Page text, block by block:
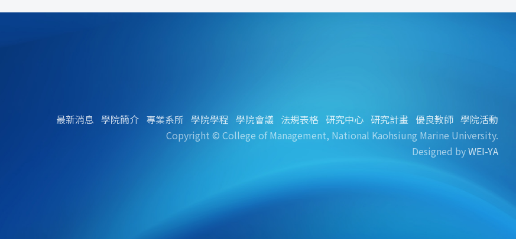
最新消息 學院簡介 專業系所 學院學程 學院會議 法規表格 研究中心 研究計畫 優良教師 學院活動
Copyright © College of Management, National Kaohsiung Marine University.
Designed byWEI-YA